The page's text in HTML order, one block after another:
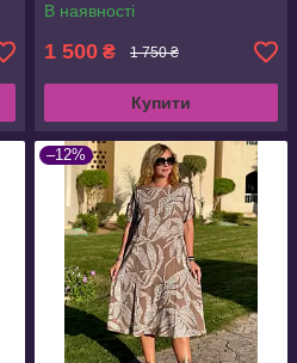
В наявності
1 500 ₴ 1 750 ₴
Купити
–12%